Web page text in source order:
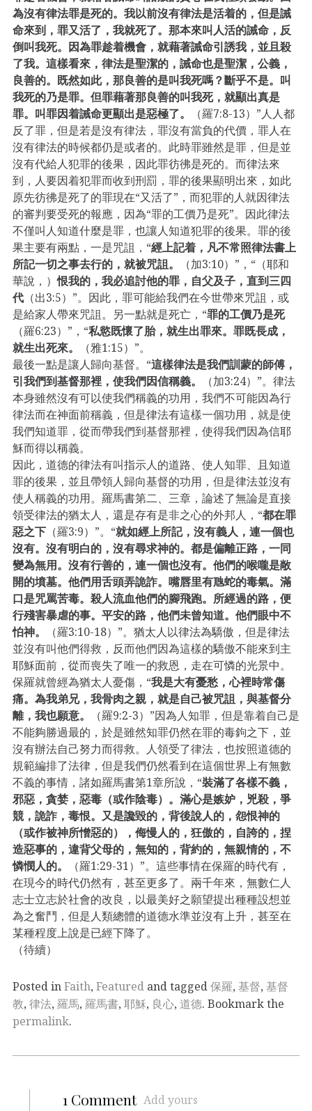
為沒有律法罪是死的。我以前沒有律法是活着的，但是誡
命來到，罪又活了，我就死了。那本來叫人活的誡命，反
倒叫我死。因為罪趁着機會，就藉著誡命引誘我，並且殺
了我。這樣看來，律法是聖潔的，誡命也是聖潔，公義，
良善的。既然如此，那良善的是叫我死嗎？斷乎不是。叫
我死的乃是罪。但罪藉著那良善的叫我死，就顯出真是
罪。叫罪因着誡命更顯出是惡極了。
（羅7:8-13）”人人都
反了罪，但是若是沒有律法，罪沒有當負的代價，罪人在
沒有律法的時候都仍是或者的。此時罪雖然是罪，但是並
沒有代給人犯罪的後果，因此罪彷彿是死的。而律法來
到，人要因着犯罪而收到刑罰，罪的後果顯明出來，如此
原先彷彿是死了的罪現在“又活了”，而犯罪的人就因律法
的審判要受死的報應，因為“罪的工價乃是死”。因此律法
不僅叫人知道什麼是罪，也讓人知道犯罪的後果。罪的後
果主要有兩點，一是咒詛，“經上記着，凡不常照律法書上
所記一切之事去行的，就被咒詛。
（加3:10）”，“（耶和
華說，）恨我的，我必追討他的罪，自父及子，直到三四
代 （出3:5）”。因此，罪可能給我們在今世帶來咒詛，或
是給家人帶來咒詛。另一點就是死亡，“罪的工價乃是死
（羅6:23）”，“私慾既懷了胎，就生出罪來。罪既長成，
就生出死來。
（雅1:15）”。
最後一點是讓人歸向基督。“這樣律法是我們訓蒙的師傅，
引我們到基督那裡，使我們因信稱義。
（加3:24）”。律法
本身雖然沒有可以使我們稱義的功用，我們不可能因為行
律法而在神面前稱義，但是律法有這樣一個功用，就是使
我們知道罪，從而帶我們到基督那裡，使得我們因為信耶
穌而得以稱義。
因此，道德的律法有叫指示人的道路、使人知罪、且知道
罪的後果，並且帶領人歸向基督的功用，但是律法並沒有
使人稱義的功用。羅馬書第二、三章，論述了無論是直接
領受律法的猶太人，還是存有是非之心的外邦人，“都在罪
惡之下 （羅3:9）”。“就如經上所記，沒有義人，連一個也
沒有。沒有明白的，沒有尋求神的。都是偏離正路，一同
變為無用。沒有行善的，連一個也沒有。他們的喉嚨是敞
開的墳墓。他們用舌頭弄詭詐。嘴唇里有虺蛇的毒氣。滿
口是咒罵苦毒。殺人流血他們的腳飛跑。所經過的路，便
行殘害暴虐的事。平安的路，他們未曾知道。他們眼中不
怕神。
（羅3:10-18）”。猶太人以律法為驕傲，但是律法
並沒有叫他們得救，反而他們因為這樣的驕傲不能來到主
耶穌面前，從而喪失了唯一的救恩，走在可憐的光景中。
保羅就曾經為猶太人憂傷，“我是大有憂愁，心裡時常傷
痛。為我弟兄，我骨肉之親，就是自己被咒詛，與基督分
離，我也願意。
（羅9:2-3）”因為人知罪，但是靠着自己是
不能夠勝過最的，於是雖然知罪仍然在罪的毒鉤之下，並
沒有辦法自己努力而得救。人領受了律法，也按照道德的
規範編排了法律，但是我們仍然看到在這個世界上有無數
不義的事情，諸如羅馬書第1章所說，“裝滿了各樣不義，
邪惡，貪婪，惡毒（或作陰毒）。滿心是嫉妒，兇殺，爭
競，詭詐，毒恨。又是讒毀的，背後說人的，怨恨神的
（或作被神所憎惡的），侮慢人的，狂傲的，自誇的，捏
造惡事的，違背父母的，無知的，背約的，無親情的，不
憐憫人的。
（羅1:29-31）”。這些事情在保羅的時代有，
在現今的時代仍然有，甚至更多了。兩千年來，無數仁人
志士立志於社會的改良，以最美好之願望提出種種設想並
為之奮鬥，但是人類總體的道德水準並沒有上升，甚至在
某種程度上說是已經下降了。
（待續）
Posted inFaith, Featured and tagged保羅, 基督, 基督
教, 律法, 羅馬, 羅馬書, 耶穌, 良心, 道德. Bookmark the
permalink.
1 Comment Add yours